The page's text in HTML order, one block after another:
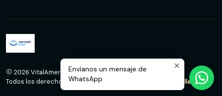
2026 VitalAmerica.
Todos los derechos reservados.
Desarrollado por Jumpseller
Envíanos un mensaje de
WhatsApp